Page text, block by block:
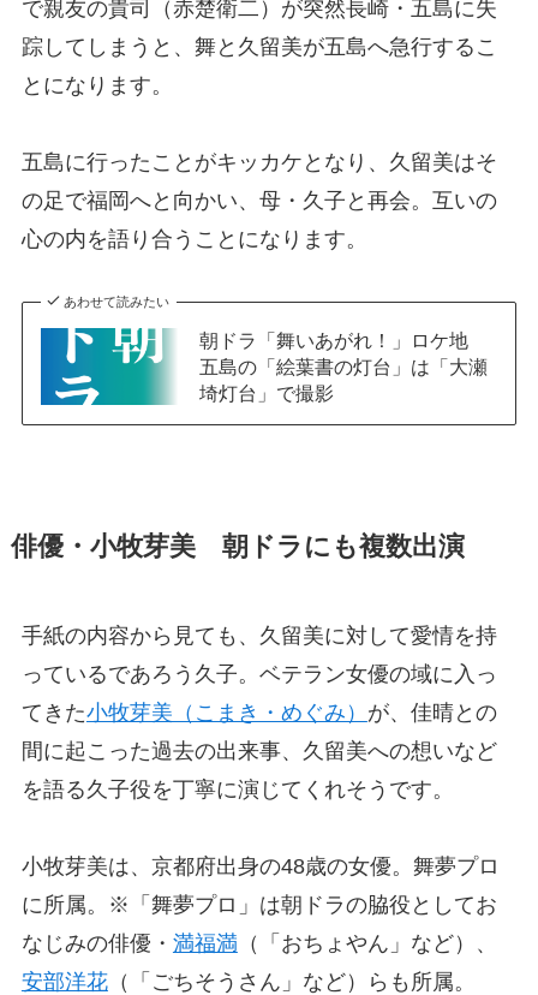
で親友の貴司（赤楚衛二）が突然長崎・五島に失
踪してしまうと、舞と久留美が五島へ急行するこ
とになります。
五島に行ったことがキッカケとなり、久留美はそ
の足で福岡へと向かい、母・久子と再会。互いの
心の内を語り合うことになります。
あわせて読みたい
朝ドラ「舞いあがれ！」ロケ地
五島の「絵葉書の灯台」は「大瀬
埼灯台」で撮影
俳優・小牧芽美 朝ドラにも複数出演
手紙の内容から見ても、久留美に対して愛情を持
っているであろう久子。ベテラン女優の域に入っ
てきた小牧芽美（こまき・めぐみ） が、佳晴との
間に起こった過去の出来事、久留美への想いなど
を語る久子役を丁寧に演じてくれそうです。
小牧芽美は、京都府出身の48歳の女優。舞夢プロ
に所属。※「舞夢プロ」は朝ドラの脇役としてお
なじみの俳優・ 満福満 （「おちょやん」など）、
安部洋花（「ごちそうさん」など）らも所属。